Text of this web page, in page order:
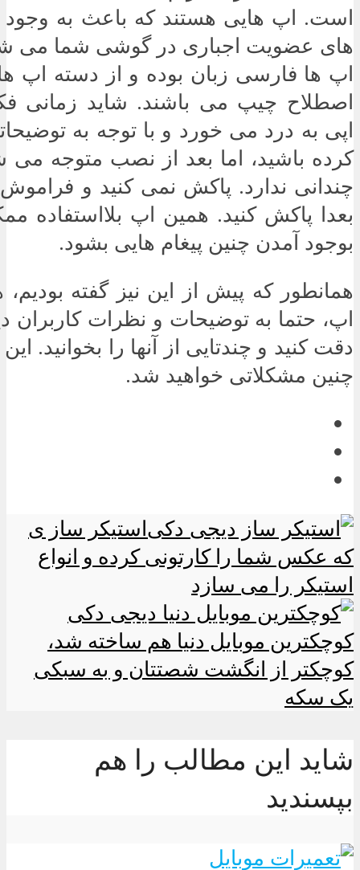
است. اپ هایی هستند که باعث به وجود
های عضویت اجباری در گوشی شما می
اپ ها فارسی زبان بوده و از دسته اپ
اصطلاح چیپ می باشند. شاید زمانی
اپی به درد می خورد و با توجه به
کرده باشید، اما بعد از نصب متوجه می
چندانی ندارد. پاکش نمی کنید و
بعدا پاکش کنید. همین اپ بلااستفاده
بوجود آمدن چنین پیغام هایی بشود.
همانطور که پیش از این نیز گفته
اپ، حتما به توضیحات و نظرات کاربران
دقت کنید و چندتایی از آنها را بخوانید.
چنین مشکلاتی خواهید شد.
استیکر ساز ی
که عکس شما را کارتونی کرده و انواع
استیکر را می سازد
کوچکترین موبایل دنیا هم ساخته شد،
کوچکتر از انگشت شصتتان و به سبکی
یک سکه
شاید این مطالب را هم
بپسندید